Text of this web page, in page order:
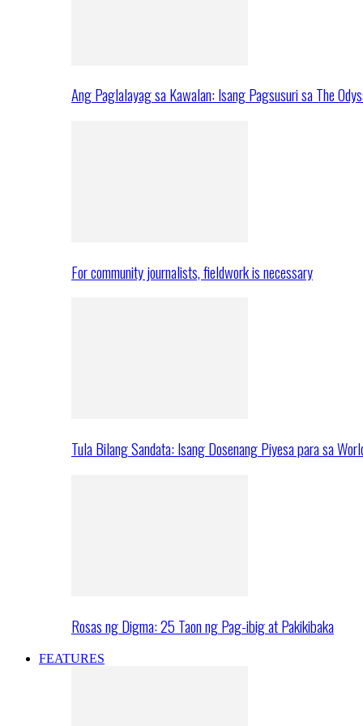
Ang Paglalayag sa Kawalan: Isang Pagsusuri sa The
For community journalists, fieldwork is necessary
Tula Bilang Sandata: Isang Dosenang Piyesa para sa
Rosas ng Digma: 25 Taon ng Pag-ibig at Pakikibaka
FEATURES